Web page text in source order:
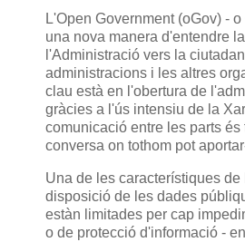
L'Open Government (oGov) -
una nova manera d'entendre
l'Administració vers la
administracions i les altres
clau està en l'obertura de
gràcies a l'ús intensiu de la
comunicació entre les parts és
conversa on tothom pot
Una de les característiques de
disposició de les dades
estàn limitades per cap
o de protecció d'informació -